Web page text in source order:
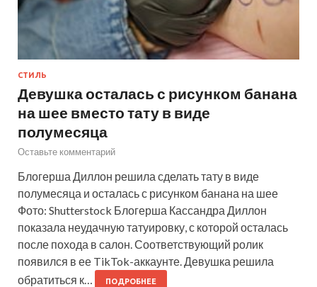
СТИЛЬ
Девушка осталась с рисунком банана
на шее вместо тату в виде
полумесяца
Оставьте комментарий
Блогерша Диллон решила сделать тату в виде
полумесяца и осталась с рисунком банана на шее
Фото: Shutterstock Блогерша Кассандра Диллон
показала неудачную татуировку, с которой осталась
после похода в салон. Соответствующий ролик
появился в ее TikTok-аккаунте. Девушка решила
обратиться к…
ПОДРОБНЕЕ